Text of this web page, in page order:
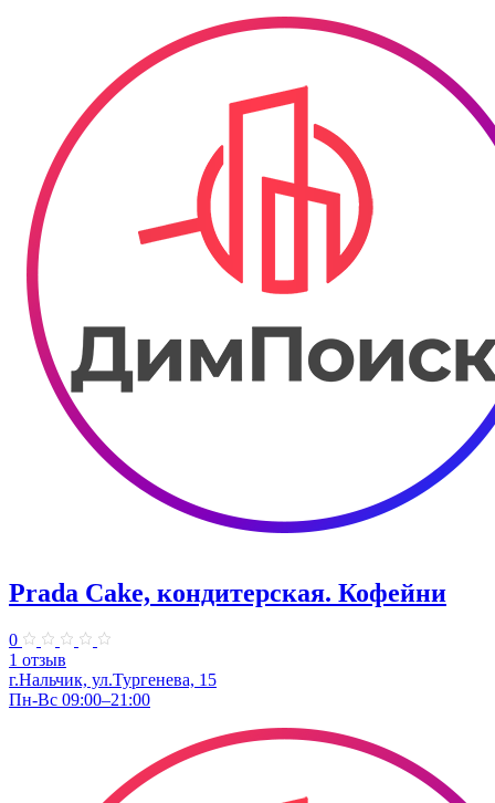
Prada Cake, кондитерская. Кофейни
0
1 отзыв
г.Нальчик, ул.Тургенева, 15
Пн-Вс 09:00–21:00